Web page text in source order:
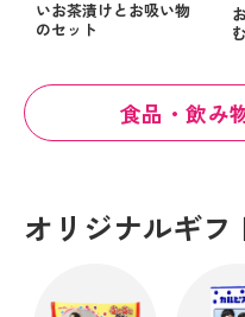
いお茶漬けとお吸い物
のセット
食品・飲み
オリジナルギフ